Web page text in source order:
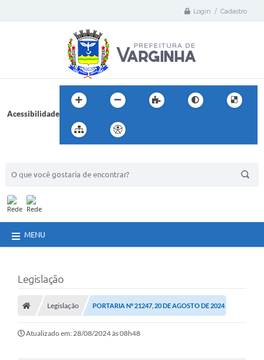
Login / Cadastro
Acessibilidade
MENU
Legislação
Legislação PORTARIA Nº 21247, 20 DE AGOSTO DE 2024
Atualizado em: 28/08/2024 às 08h48